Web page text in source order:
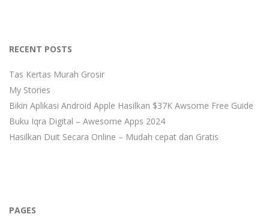
RECENT POSTS
Tas Kertas Murah Grosir
My Stories
Bikin Aplikasi Android Apple Hasilkan $37K Awsome Free Guide
Buku Iqra Digital – Awesome Apps 2024
Hasilkan Duit Secara Online – Mudah cepat dan Gratis
PAGES